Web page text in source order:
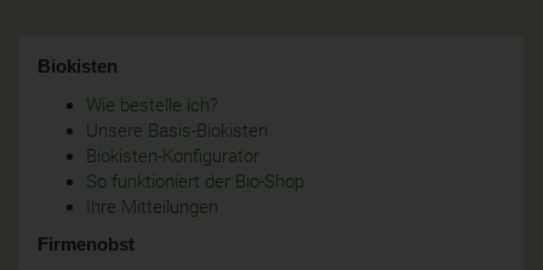
Biokisten
Wie bestelle ich?
Unsere Basis-Biokisten
Biokisten-Konfigurator
So funktioniert der Bio-Shop
Ihre Mitteilungen
Firmenobst